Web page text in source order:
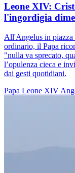
Leone XIV:
l'ingordigia
All'Angelus in
ordinario, il Papa
"nulla va sprecato,
l’opulenza cieca e
dai gesti quotidiani.
Papa Leone XIV